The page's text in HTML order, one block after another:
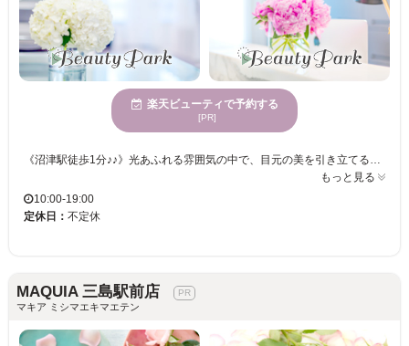
楽天ビューティで予約する
[PR]
《沼津駅徒歩1分♪♪》光あふれる雰囲気の中で、目元の美を引き立てる技術！マツエクのエキスパートが手掛ける多彩なデザインで、理想のまつげを実現。さまざまな年齢層に支持される信頼のサロンで、毎日の表情をワンランクアップ！ MAQUIA 沼津駅北口店は、広々とした空間の中で、自然光が心地よく降り注ぐ店内が特徴です。多様な年齢向けに対応しているため、どんな方でも安心して利用できます。MAQUIA 沼津駅北口店で、心が静まる雰囲気を楽しみながら、希望のスタイルを追求できる時間を過ごしてみませんか。お手頃価格で高い感性のサービスを体験できるのが魅力です。心身共にリフレッシュした後、自分自身に新しい輝きを見つける可能性が広がります。どうぞお気軽にご来店ください。
もっと見る
10:00-19:00
定休日： 不定休
MAQUIA 三島駅前店
マキア ミシマエキマエテン